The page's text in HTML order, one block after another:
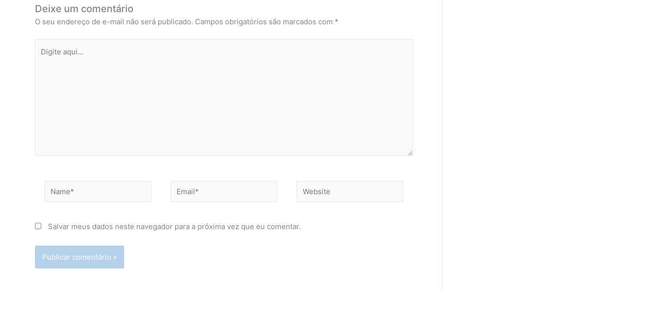
Deixe um comentário
O seu endereço de e-mail não será publicado. Campos obrigatórios são marcados com *
aqui...
Name* Email* Website
Salvar meus dados neste navegador para a próxima vez que eu comentar.